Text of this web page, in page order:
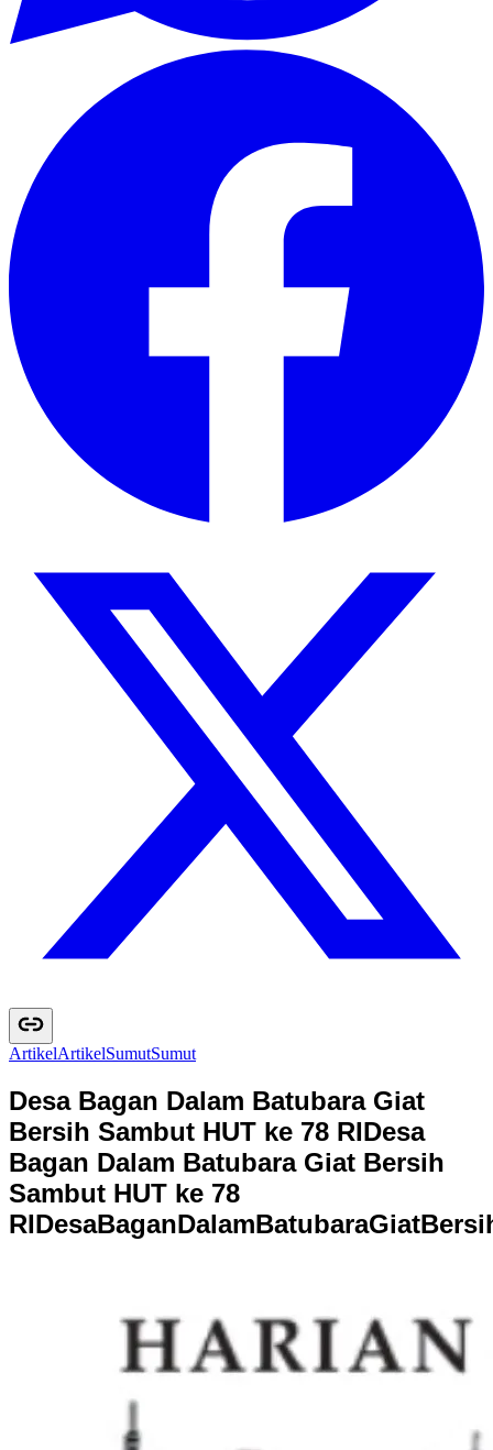
ArtikelArtikelSumutSumut
Desa Bagan Dalam Batubara Giat
Bersih Sambut HUT ke 78 RIDesa
Bagan Dalam Batubara Giat Bersih
Sambut HUT ke 78
RIDesaBaganDalamBatubaraGiatBersi